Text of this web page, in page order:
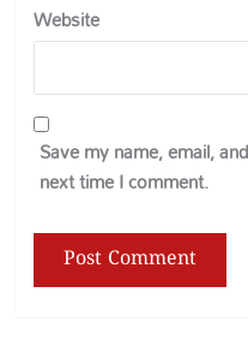
Website
Save my name, email,
next time I comment.